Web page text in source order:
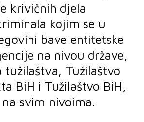
krivičnih djela
kojim se u
bave entitetske
na nivou države,
tužilaštva, Tužilaštvo
BiH i Tužilaštvo BiH,
svim nivoima.